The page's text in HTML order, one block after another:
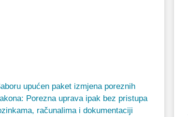
upućen paket izmjena poreznih
Porezna uprava ipak bez pristupa
računalima i dokumentaciji